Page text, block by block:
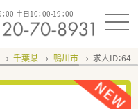
00 土日10：00-19：00
千葉県 鴨川市 求人ID：